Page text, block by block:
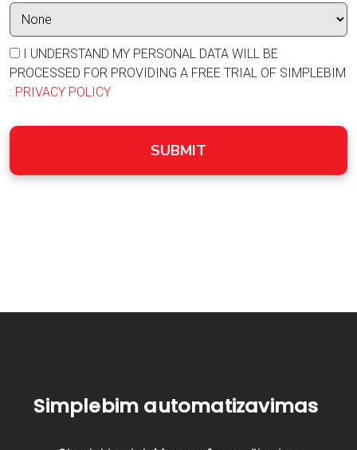
I UNDERSTAND MY PERSONAL DATA WILL BE
PROCESSED FOR PROVIDING A FREE TRIAL OF SIMPLEBIM
: PRIVACY POLICY
SUBMIT
Simplebim automatizavimas